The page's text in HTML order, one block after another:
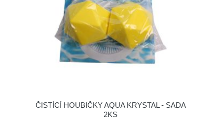
ČISTÍCÍ HOUBIČKY AQUA KRYSTAL - SADA
2KS